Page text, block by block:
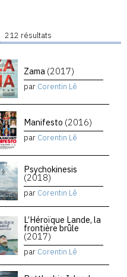
212 résultats
Zama (2017)
par Corentin Lê
Manifesto (2016)
par Corentin Lê
Psychokinesis
(2018)
par Corentin Lê
L’Héroïque Lande, la
frontière brûle
(2017)
par Corentin Lê